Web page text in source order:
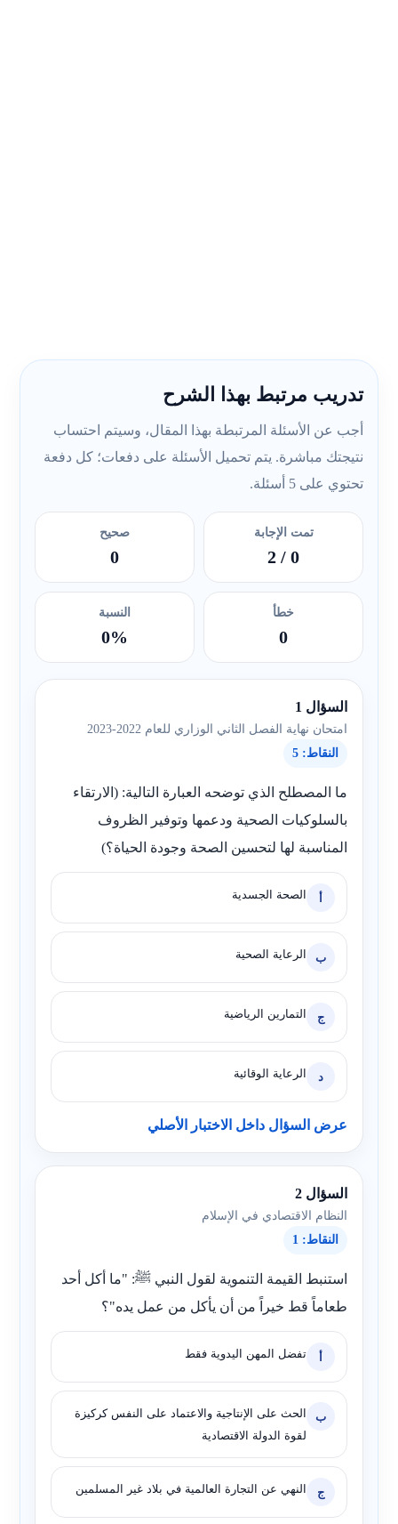
تدريب مرتبط بهذا الشرح
أجب عن الأسئلة المرتبطة بهذا المقال، وسيتم احتساب
نتيجتك مباشرة. يتم تحميل الأسئلة على دفعات؛ كل دفعة
تحتوي على 5 أسئلة.
تمت الإجابة
0
/ 2
صحيح
0
خطأ
0
النسبة
0%
السؤال 1
امتحان نهاية الفصل الثاني الوزاري للعام 2022-2023
النقاط: 5
ما المصطلح الذي توضحه العبارة التالية: (الارتقاء
بالسلوكيات الصحية ودعمها وتوفير الظروف
المناسبة لها لتحسين الصحة وجودة الحياة؟)
أ الصحة الجسدية
ب الرعاية الصحية
ج التمارين الرياضية
د الرعاية الوقائية
عرض السؤال داخل الاختبار الأصلي
السؤال 2
النظام الاقتصادي في الإسلام
النقاط: 1
استنبط القيمة التنموية لقول النبي ﷺ: "ما أكل أحد
طعاماً قط خيراً من أن يأكل من عمل يده"؟
أ تفضل المهن اليدوية فقط
ب
الحث على الإنتاجية والاعتماد على النفس كركيزة
لقوة الدولة الاقتصادية
ج النهي عن التجارة العالمية في بلاد غير المسلمين